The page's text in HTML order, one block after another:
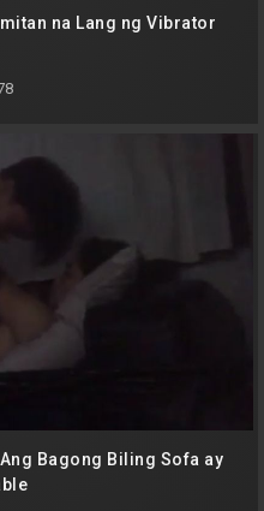
na Lang ng Vibrator
Bagong Biling Sofa ay